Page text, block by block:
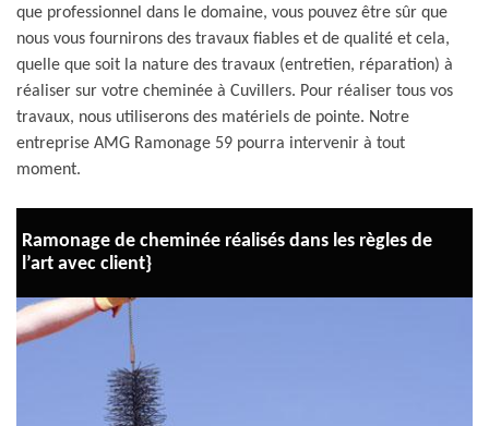
que professionnel dans le domaine, vous pouvez être sûr que
nous vous fournirons des travaux fiables et de qualité et cela,
quelle que soit la nature des travaux (entretien, réparation) à
réaliser sur votre cheminée à Cuvillers. Pour réaliser tous vos
travaux, nous utiliserons des matériels de pointe. Notre
entreprise AMG Ramonage 59 pourra intervenir à tout
moment.
Ramonage de cheminée réalisés dans les règles de
l’art avec client}